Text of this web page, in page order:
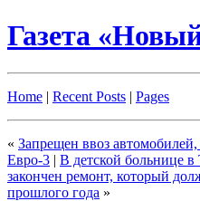
Газета
Home | Recent Posts | Pages
« Запрещен ввоз
Евро-3 | В детской больнице
закончен ремонт, который
прошлого года »